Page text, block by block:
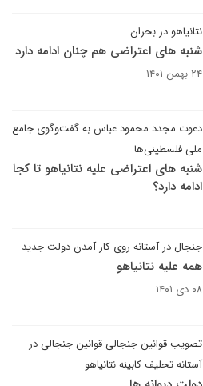
نتانیاهو در بحران
شنبه های اعتراضی هم چنان ادامه دارد
۲۴ بهمن ۱۴۰۱
دعوت مجدد محمود عباس به گفت‌وگوی جامع
ملی فلسطینی‌ها
شنبه های اعتراضی علیه نتانیاهو تا کجا
ادامه دارد؟
جنجال در آستانه روی کار آمدن دولت جدید
همه علیه نتانیاهو
۰۸ دی ۱۴۰۱
تصویب قوانین جنجالی قوانین جنجالی در
آستانه تحلیف کابینه نتانیاهو